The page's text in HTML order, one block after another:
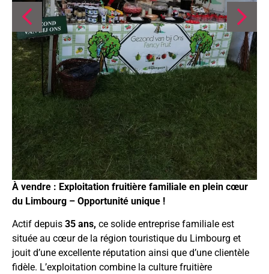
À vendre : Exploitation fruitière familiale en plein cœur
du Limbourg – Opportunité unique !
Actif depuis 35 ans, ce solide entreprise familiale est
située au cœur de la région touristique du Limbourg et
jouit d’une excellente réputation ainsi que d’une clientèle
fidèle. L’exploitation combine la culture fruitière